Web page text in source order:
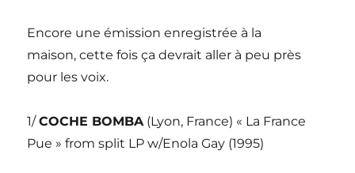
Encore une émission enregistrée à la
maison, cette fois ça devrait aller à peu près
pour les voix.
1/COCHE BOMBA (Lyon, France) « La France
Pue » from split LP w/Enola Gay (1995)